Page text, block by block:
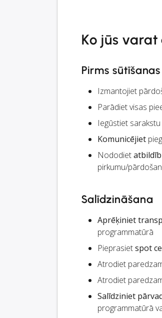
Ko jūs
Pirms sūtīšanas
Izmantojiet
Parādiet visas
Iegūstiet
Komunicējiet
Nododiet
pirkumu/
Salīdzināšana
Aprēķiniet
programmatūrā
Pieprasietspot
Atrodiet
Atrodiet
Salīdziniet
programmatūrā